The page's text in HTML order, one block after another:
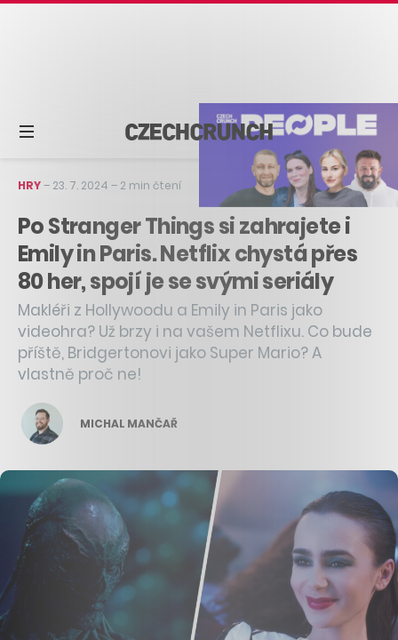
HRY– 23. 7. 2024 – 2 min čtení
Po Stranger Things si zahrajete i
Emily in Paris. Netflix chystá přes
80 her, spojí je se svými seriály
Makléři z Hollywoodu a Emily in Paris jako
videohra? Už brzy i na vašem Netflixu. Co bude
příště, Bridgertonovi jako Super Mario? A
vlastně proč ne!
MICHAL MANČAŘ